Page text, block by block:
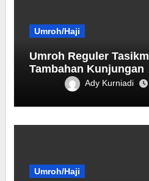
Umroh/Haji
Umroh Reguler
Tambahan Kunjungan
Ady Kurniadi
Umroh/Haji